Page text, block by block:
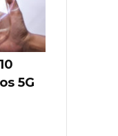
5G